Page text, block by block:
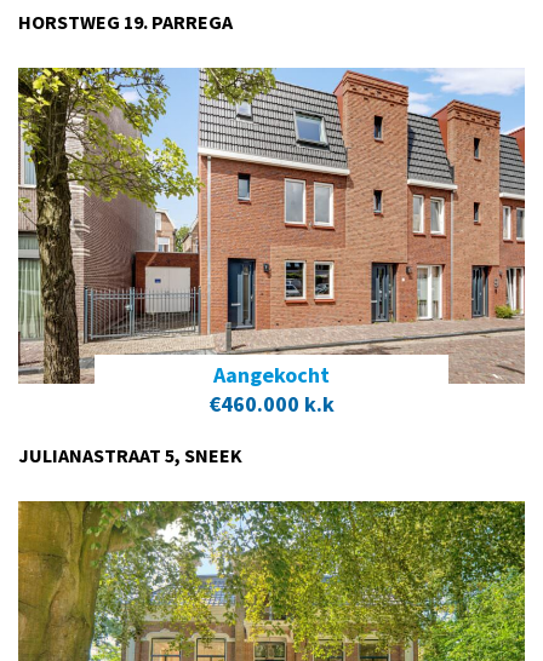
HORSTWEG 19. PARREGA
Aangekocht
€460.000 k.k
JULIANASTRAAT 5, SNEEK